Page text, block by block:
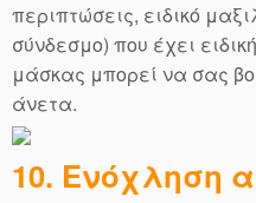
περιπτώσεις, ειδικό
σύνδεσμο) που έχει
μάσκας μπορεί να σας
άνετα.
10. Ενόχληση